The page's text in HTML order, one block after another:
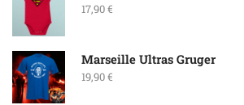
17,90€
Marseille Ultras Gruger
19,90€